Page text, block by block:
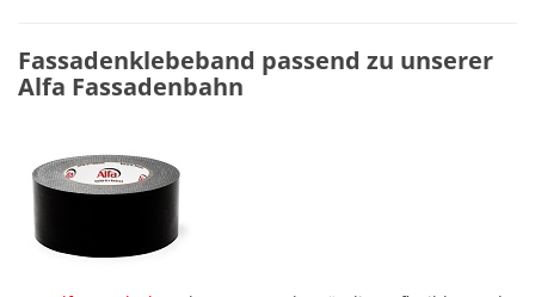
Fassadenklebeband passend zu unserer
Alfa Fassadenbahn